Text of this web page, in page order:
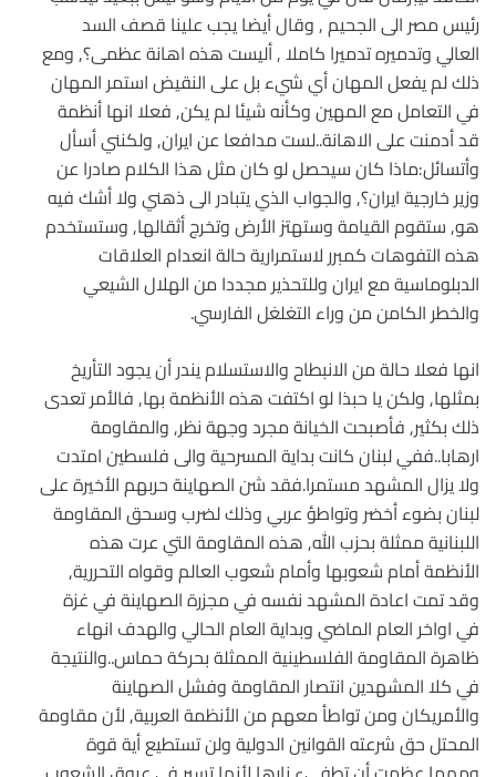
رئيس مصر الى الجحيم , وقال أيضا يجب علينا قصف السد
العالي وتدميره تدميرا كاملا , أليست هذه اهانة عظمى؟, ومع
ذلك لم يفعل المهان أي شيء بل على النقيض استمر المهان
في التعامل مع المهين وكأنه شيئا لم يكن, فعلا انها أنظمة
قد أدمنت على الاهانة..لست مدافعا عن ايران, ولكنني أسأل
وأتسائل:ماذا كان سيحصل لو كان مثل هذا الكلام صادرا عن
وزير خارجية ايران؟, والجواب الذي يتبادر الى ذهني ولا أشك فيه
هو, ستقوم القيامة وستهتز الأرض وتخرج أثقالها, وستستخدم
هذه التفوهات كمبرر لاستمرارية حالة انعدام العلاقات
الدبلوماسية مع ايران وللتحذير مجددا من الهلال الشيعي
والخطر الكامن من وراء التغلغل الفارسي.
انها فعلا حالة من الانبطاح والاستسلام يندر أن يجود التأريخ
بمثلها, ولكن يا حبذا لو اكتفت هذه الأنظمة بها, فالأمر تعدى
ذلك بكثير, فأصبحت الخيانة مجرد وجهة نظر, والمقاومة
ارهابا..ففي لبنان كانت بداية المسرحية والى فلسطين امتدت
ولا يزال المشهد مستمرا.فقد شن الصهاينة حربهم الأخيرة على
لبنان بضوء أخضر وتواطؤ عربي وذلك لضرب وسحق المقاومة
اللبنانية ممثلة بحزب الله, هذه المقاومة التي عرت هذه
الأنظمة أمام شعوبها وأمام شعوب العالم وقواه التحررية,
وقد تمت اعادة المشهد نفسه في مجزرة الصهاينة في غزة
في اواخر العام الماضي وبداية العام الحالي والهدف انهاء
ظاهرة المقاومة الفلسطينية الممثلة بحركة حماس..والنتيجة
في كلا المشهدين انتصار المقاومة وفشل الصهاينة
والأمريكان ومن تواطأ معهم من الأنظمة العربية, لأن مقاومة
المحتل حق شرعته القوانين الدولية ولن تستطيع أية قوة